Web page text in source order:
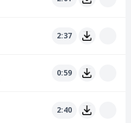
2:37
0:59
2:40